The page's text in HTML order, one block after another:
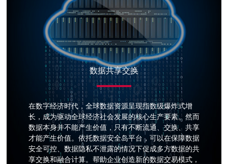
数据共享交换
在数字经济时代，全球数据资源呈现指数级爆炸式增
长，成为驱动全球经济社会发展的核心生产要素。然而
数据本身并不能产生价值，只有不断流通、交换、共享
才能产生价值。依托数据安全岛平台，可以在保障数据
安全可控、数据隐私不泄露的情况下促成多方数据的共
享交换和融合计算。帮助企业创造新的数据交易模式，